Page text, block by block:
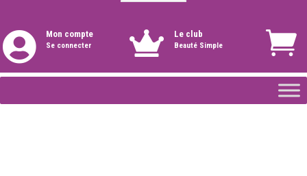
 Mon compte
Se connecter  Le club
Beauté Simple